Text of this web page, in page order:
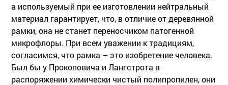
а используемый при ее изготовлении нейтральный
материал гарантирует, что, в отличие от деревянной
рамки, она не станет переносчиком патогенной
микрофлоры. При всем уважении к традициям,
согласимся, что рамка – это изобретение человека.
Был бы у Прокоповича и Лангстрота в
распоряжении химически чистый полипропилен, они